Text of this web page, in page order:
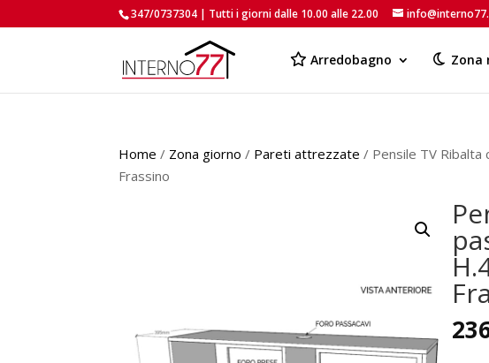
347/0737304 | Tutti i giorni dalle 10.00 alle 22.00
Arredobagno Zona
Home / Zona giorno / Pareti attrezzate / Pensile TV Ribalta
Frassino